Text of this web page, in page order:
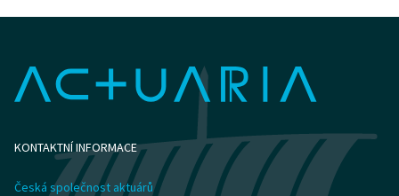
KONTAKTNÍ INFORMACE
Česká společnost aktuárů